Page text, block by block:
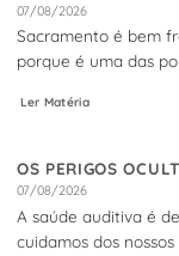
07/08/2026
Sacramento é bem
porque é uma das
Ler Matéria
OS PERIGOS
07/08/2026
A saúde auditiva é
cuidamos dos nossos